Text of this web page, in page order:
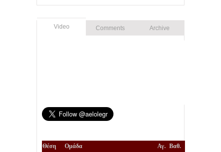
Video Comments Archive
Θέση Ομάδα Αγ. Βαθ.